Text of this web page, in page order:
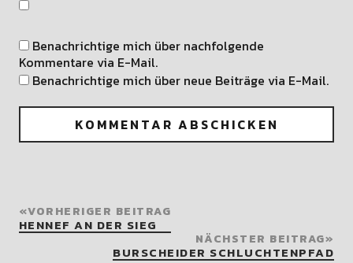
Benachrichtige mich über nachfolgende
Kommentare via E-Mail.
Benachrichtige mich über neue Beiträge via E-Mail.
VORHERIGER BEITRAG
HENNEF AN DER SIEG
NÄCHSTER BEITRAG
BURSCHEIDER SCHLUCHTENPFAD